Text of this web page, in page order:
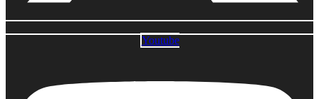
Youtube